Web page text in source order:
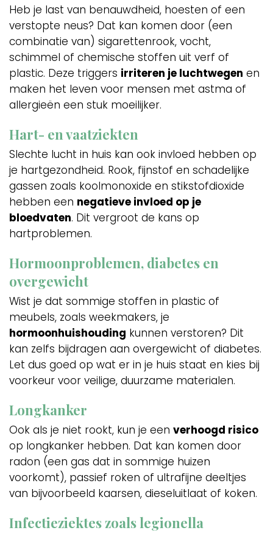
Heb je last van benauwdheid, hoesten of een
verstopte neus? Dat kan komen door (een
combinatie van) sigarettenrook, vocht,
schimmel of chemische stoffen uit verf of
plastic. Deze triggers irriteren je luchtwegen en
maken het leven voor mensen met astma of
allergieën een stuk moeilijker.
Hart- en vaatziekten
Slechte lucht in huis kan ook invloed hebben op
je hartgezondheid. Rook, fijnstof en schadelijke
gassen zoals koolmonoxide en stikstofdioxide
hebben een negatieve invloed op je
bloedvaten. Dit vergroot de kans op
hartproblemen.
Hormoonproblemen, diabetes en
overgewicht
Wist je dat sommige stoffen in plastic of
meubels, zoals weekmakers, je
hormoonhuishouding kunnen verstoren? Dit
kan zelfs bijdragen aan overgewicht of diabetes.
Let dus goed op wat er in je huis staat en kies bij
voorkeur voor veilige, duurzame materialen.
Longkanker
Ook als je niet rookt, kun je een verhoogd risico
op longkanker hebben. Dat kan komen door
radon (een gas dat in sommige huizen
voorkomt), passief roken of ultrafijne deeltjes
van bijvoorbeeld kaarsen, dieseluitlaat of koken.
Infectieziektes zoals legionella